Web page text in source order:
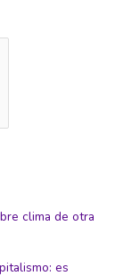
clima de otra
es